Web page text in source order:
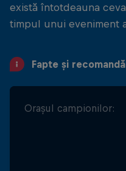
există întotdeauna
timpul unui eveniment
Fapte și
Orașul campionilor: